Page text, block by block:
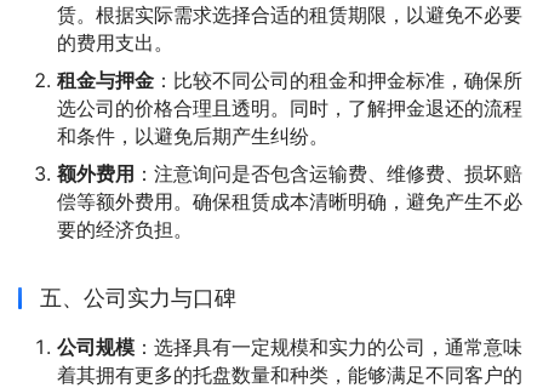
赁。根据实际需求选择合适的租赁期限，以避免不必要
的费用支出。
租金与押金 ：比较不同公司的租金和押金标准，确保所
选公司的价格合理且透明。同时，了解押金退还的流程
和条件，以避免后期产生纠纷。
额外费用 ：注意询问是否包含运输费、维修费、损坏赔
偿等额外费用。确保租赁成本清晰明确，避免产生不必
要的经济负担。
五、公司实力与口碑
公司规模 ：选择具有一定规模和实力的公司，通常意味
着其拥有更多的托盘数量和种类，能够满足不同客户的